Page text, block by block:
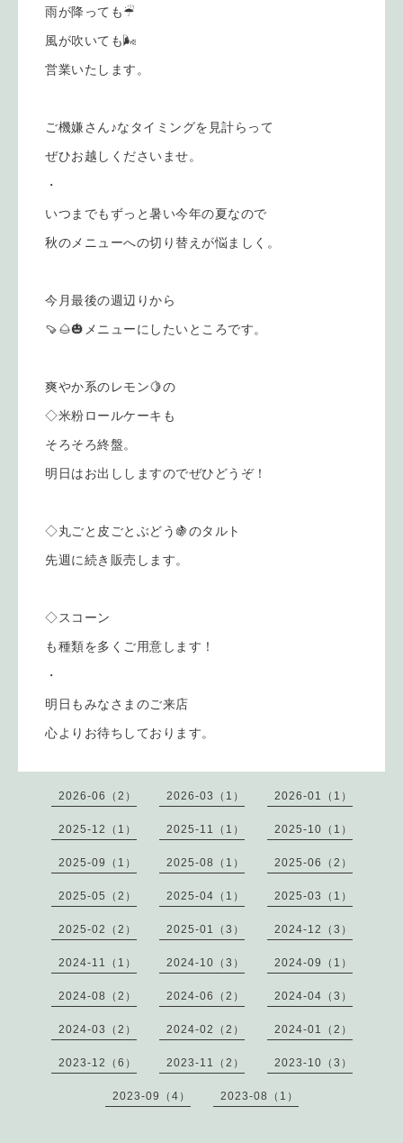
雨が降っても☔︎
風が吹いても🌬️
営業いたします。
ご機嫌さん♪なタイミングを見計らって
ぜひお越しくださいませ。
・
いつまでもずっと暑い今年の夏なので
秋のメニューへの切り替えが悩ましく。
今月最後の週辺りから
🍠🌰🎃メニューにしたいところです。
爽やか系のレモン🍋の
◇米粉ロールケーキも
そろそろ終盤。
明日はお出ししますのでぜひどうぞ！
◇丸ごと皮ごとぶどう🍇のタルト
先週に続き販売します。
◇スコーン
も種類を多くご用意します！
・
明日もみなさまのご来店
心よりお待ちしております。
2026-06（2） 2026-03（1） 2026-01（1）
2025-12（1） 2025-11（1） 2025-10（1）
2025-09（1） 2025-08（1） 2025-06（2）
2025-05（2） 2025-04（1） 2025-03（1）
2025-02（2） 2025-01（3） 2024-12（3）
2024-11（1） 2024-10（3） 2024-09（1）
2024-08（2） 2024-06（2） 2024-04（3）
2024-03（2） 2024-02（2） 2024-01（2）
2023-12（6） 2023-11（2） 2023-10（3）
2023-09（4） 2023-08（1）